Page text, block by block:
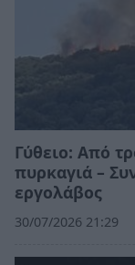
Γύθειο: Από
πυρκαγιά –
εργολάβος
30/07/2026 21:29